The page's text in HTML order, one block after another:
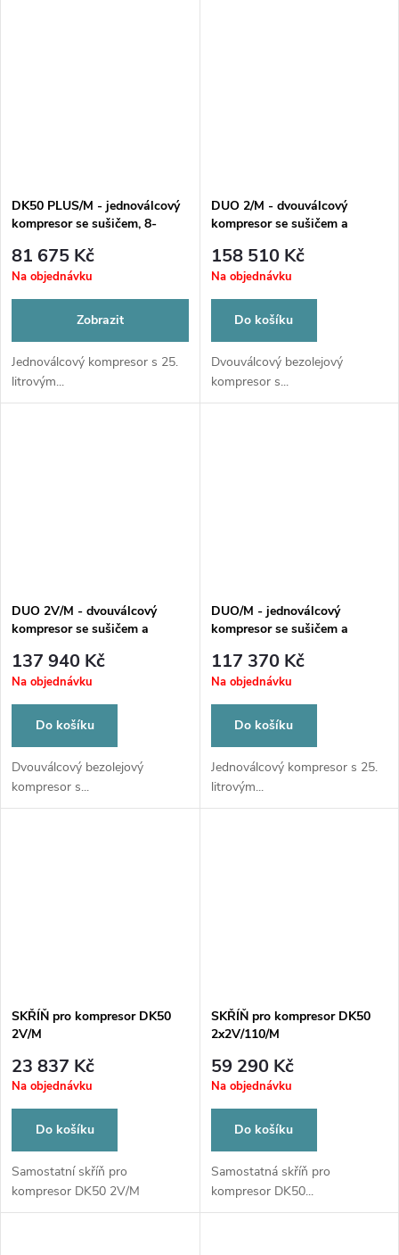
DK50 PLUS/M - jednoválcový
kompresor se sušičem, 8-
81 675 Kč
Na objednávku
Zobrazit
Jednoválcový kompresor s 25.
litrovým...
DUO 2/M - dvouválcový
kompresor se sušičem a
158 510 Kč
Na objednávku
Do košíku
Dvouválcový bezolejový
kompresor s...
DUO 2V/M - dvouválcový
kompresor se sušičem a
137 940 Kč
Na objednávku
Do košíku
Dvouválcový bezolejový
kompresor s...
DUO/M - jednoválcový
kompresor se sušičem a
117 370 Kč
Na objednávku
Do košíku
Jednoválcový kompresor s 25.
litrovým...
SKŘÍŇ pro kompresor DK50
2V/M
23 837 Kč
Na objednávku
Do košíku
Samostatní skříň pro
kompresor DK50 2V/M
SKŘÍŇ pro kompresor DK50
2x2V/110/M
59 290 Kč
Na objednávku
Do košíku
Samostatná skříň pro
kompresor DK50...